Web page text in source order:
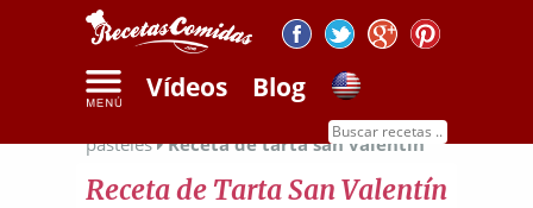
Vídeos Blog
Recetas de
pasteles
Receta de tarta san valentín
Receta de Tarta San Valentín